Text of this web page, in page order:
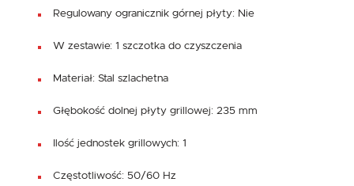
Regulowany ogranicznik górnej płyty: Nie
W zestawie: 1 szczotka do czyszczenia
Materiał: Stal szlachetna
Głębokość dolnej płyty grillowej: 235 mm
Ilość jednostek grillowych: 1
Częstotliwość: 50/60 Hz